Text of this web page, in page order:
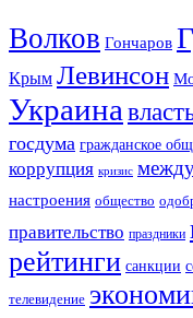
Волков Гончаров
Крым Левинсон
Украина
госдума гражданское
коррупция кризис
настроения общество
правительство праздники
рейтинги санкции
телевидение